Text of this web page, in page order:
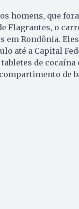
homens, que
Flagrantes, o
em Rondônia.
até a Capital
de cocaína
de